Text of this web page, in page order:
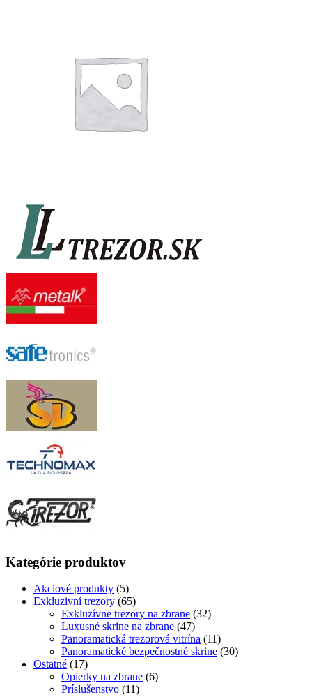
Kategórie produktov
Akciové produkty (5)
Exkluzivní trezory (65)
Exkluzívne trezory na zbrane (32)
Luxusné skrine na zbrane (47)
Panoramatická trezorová vitrína (11)
Panoramatické bezpečnostné skrine (30)
Ostatné (17)
Opierky na zbrane (6)
Príslušenstvo (11)